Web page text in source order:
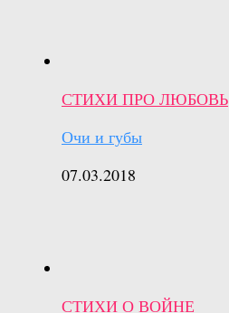
СТИХИ ПРО ЛЮБОВЬ
Очи и губы
07.03.2018
СТИХИ О ВОЙНЕ